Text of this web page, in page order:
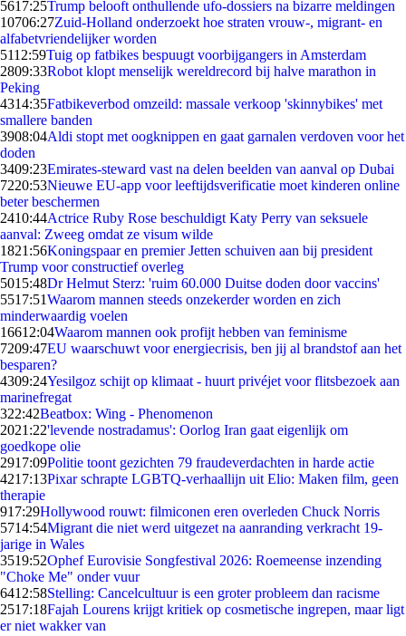
5617:25Trump belooft onthullende ufo-dossiers na bizarre meldingen
10706:27Zuid-Holland onderzoekt hoe straten vrouw-, migrant- en
alfabetvriendelijker worden
5112:59Tuig op fatbikes bespuugt voorbijgangers in Amsterdam
2809:33Robot klopt menselijk wereldrecord bij halve marathon in
Peking
4314:35Fatbikeverbod omzeild: massale verkoop 'skinnybikes' met
smallere banden
3908:04Aldi stopt met oogknippen en gaat garnalen verdoven voor het
doden
3409:23Emirates-steward vast na delen beelden van aanval op Dubai
7220:53Nieuwe EU-app voor leeftijdsverificatie moet kinderen online
beter beschermen
2410:44Actrice Ruby Rose beschuldigt Katy Perry van seksuele
aanval: Zweeg omdat ze visum wilde
1821:56Koningspaar en premier Jetten schuiven aan bij president
Trump voor constructief overleg
5015:48Dr Helmut Sterz: 'ruim 60.000 Duitse doden door vaccins'
5517:51Waarom mannen steeds onzekerder worden en zich
minderwaardig voelen
16612:04Waarom mannen ook profijt hebben van feminisme
7209:47EU waarschuwt voor energiecrisis, ben jij al brandstof aan het
besparen?
4309:24Yesilgoz schijt op klimaat - huurt privéjet voor flitsbezoek aan
marinefregat
322:42Beatbox: Wing - Phenomenon
2021:22'levende nostradamus': Oorlog Iran gaat eigenlijk om
goedkope olie
2917:09Politie toont gezichten 79 fraudeverdachten in harde actie
4217:13Pixar schrapte LGBTQ-verhaallijn uit Elio: Maken film, geen
therapie
917:29Hollywood rouwt: filmiconen eren overleden Chuck Norris
5714:54Migrant die niet werd uitgezet na aanranding verkracht 19-
jarige in Wales
3519:52Ophef Eurovisie Songfestival 2026: Roemeense inzending
"Choke Me" onder vuur
6412:58Stelling: Cancelcultuur is een groter probleem dan racisme
2517:18Fajah Lourens krijgt kritiek op cosmetische ingrepen, maar ligt
er niet wakker van